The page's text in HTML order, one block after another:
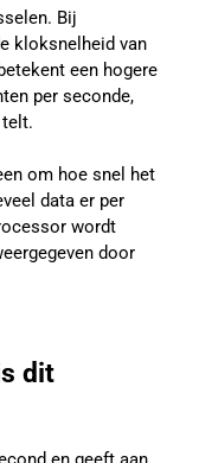
Bij
kloksnelheid van
een hogere
per seconde,
om hoe snel het
data er per
wordt
door
dit